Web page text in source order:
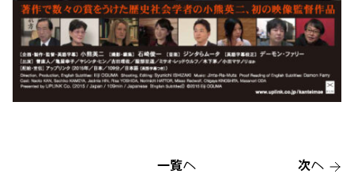
次へ
一覧へ